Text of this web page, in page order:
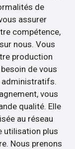
de
assurer
compétence,
nous. Vous
production
besoin de vous
vous
qualité. Elle
au réseau
utilisation plus
Nous prenons